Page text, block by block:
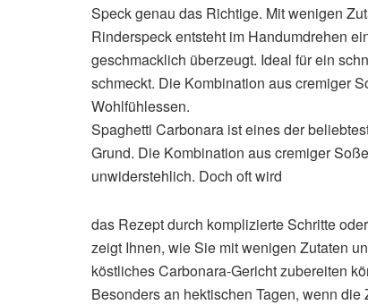
Speck genau das Richtige. Mit wenigen
Rinderspeck entsteht im Handumdrehen
geschmacklich überzeugt. Ideal für ein
schmeckt. Die Kombination aus cremiger
Wohlfühlessen.
Spaghetti Carbonara ist eines der
Grund. Die Kombination aus cremiger
unwiderstehlich. Doch oft wird
das Rezept durch komplizierte Schritte
zeigt Ihnen, wie Sie mit wenigen Zutaten
köstliches Carbonara-Gericht zubereiten
Besonders an hektischen Tagen, wenn